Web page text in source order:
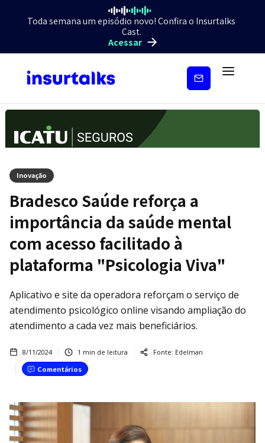
Toda semana um episódio novo! Confira o Insurtalks
Cast.
Acessar
Inscreva-
Inovação
Bradesco Saúde reforça a
importância da saúde mental
com acesso facilitado à
plataforma "Psicologia Viva"
Aplicativo e site da operadora reforçam o serviço de
atendimento psicológico online visando ampliação do
atendimento a cada vez mais beneficiários.
8/11/2024 1 min de leitura Fonte: Edelman
Comentários